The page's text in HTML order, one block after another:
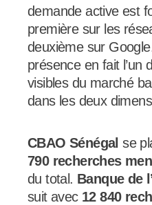
demande active est
première sur les
deuxième sur
présence en fait l’un
visibles du marché
dans les deux
CBAO Sénégal se
790 recherches
du total. Banque de
suit avec 12 840